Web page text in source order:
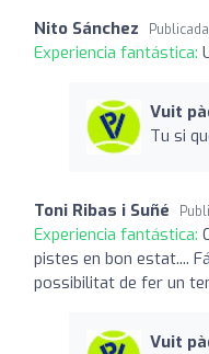
Nito Sánchez
Experiencia fantástica:
Vuit
Tu si
Toni Ribas i Suñé
Experiencia fantástica:
pistes en bon estat....
possibilitat de fer un
Vuit